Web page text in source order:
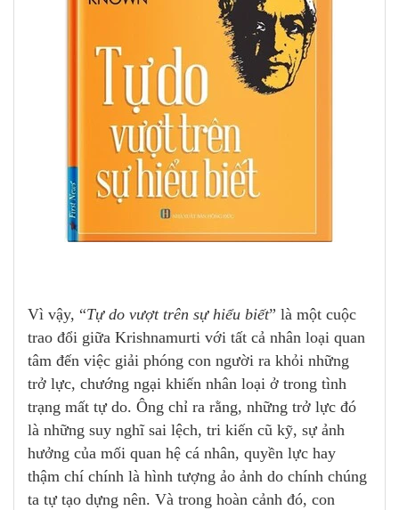
Vì vậy, “Tự do vượt trên sự hiểu biết” là một cuộc
trao đổi giữa Krishnamurti với tất cả nhân loại quan
tâm đến việc giải phóng con người ra khỏi những
trở lực, chướng ngại khiến nhân loại ở trong tình
trạng mất tự do. Ông chỉ ra rằng, những trở lực đó
là những suy nghĩ sai lệch, tri kiến cũ kỹ, sự ảnh
hưởng của mối quan hệ cá nhân, quyền lực hay
thậm chí chính là hình tượng ảo ảnh do chính chúng
ta tự tạo dựng nên. Và trong hoàn cảnh đó, con